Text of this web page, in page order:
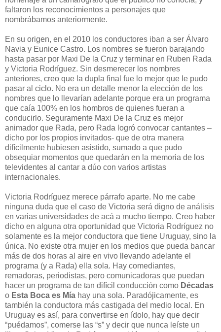
faltaron los reconocimientos a personajes que
nombrábamos anteriormente.
En su origen, en el 2010 los conductores iban a ser Álvaro
Navia y Eunice Castro. Los nombres se fueron barajando
hasta pasar por Maxi De la Cruz y terminar en Ruben Rada
y Victoria Rodríguez. Sin desmerecer los nombres
anteriores, creo que la dupla final fue lo mejor que le pudo
pasar al ciclo. No era un detalle menor la elección de los
nombres que lo llevarían adelante porque era un programa
que caía 100% en los hombros de quienes fueran a
conducirlo. Seguramente Maxi De la Cruz es mejor
animador que Rada, pero Rada logró convocar cantantes –
dicho por los propios invitados- que de otra manera
difícilmente hubiesen asistido, sumado a que pudo
obsequiar momentos que quedarán en la memoria de los
televidentes al cantar a dúo con varios artistas
internacionales.
Victoria Rodríguez merece párrafo aparte. No me cabe
ninguna duda que el caso de Victoria será digno de análisis
en varias universidades de acá a mucho tiempo. Creo haber
dicho en alguna otra oportunidad que Victoria Rodríguez no
solamente es la mejor conductora que tiene Uruguay, sino la
única. No existe otra mujer en los medios que pueda bancar
más de dos horas al aire en vivo llevando adelante el
programa (y a Rada) ella sola. Hay comediantes,
remadoras, periodistas, pero comunicadoras que puedan
hacer un programa de tan difícil conducción como Décadas
o Esta Boca es Mía hay una sola. Paradójicamente, es
también la conductora más castigada del medio local. En
Uruguay es así, para convertirse en ídolo, hay que decir
“puédamos”, comerse las “s” y decir que nunca leíste un